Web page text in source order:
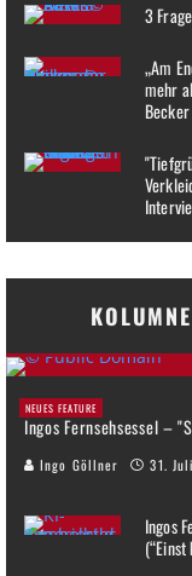
3
„Am
mehr
NEUES FEATURE
Ingos Fernsehsessel –
Ingo Göllner 31.
Ingos